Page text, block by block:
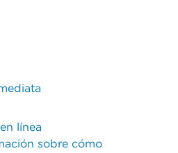
línea
sobre cómo